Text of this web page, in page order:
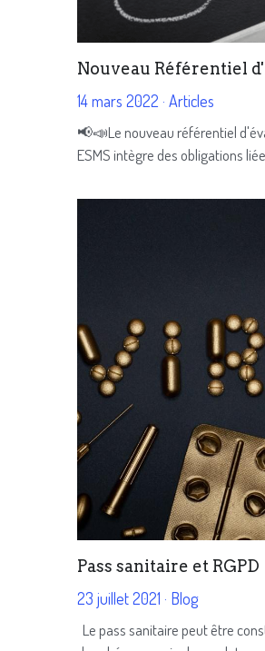
Nouveau Référentiel
14 mars 2022 · Articles
📢📣Le nouveau référentiel
ESMS intègre des obligations
Pass sanitaire et RGPD
23 juillet 2021 · Blog
Le pass sanitaire peut être